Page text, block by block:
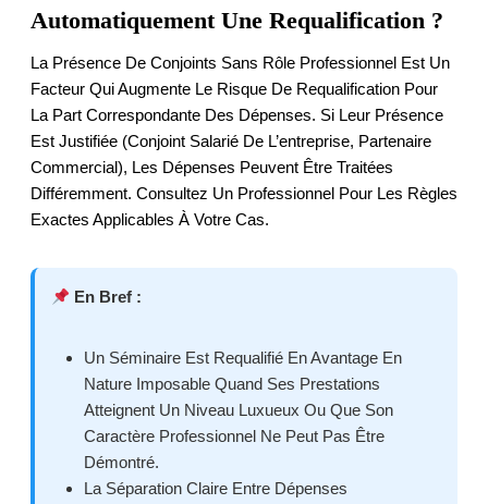
Automatiquement Une Requalification ?
La Présence De Conjoints Sans Rôle Professionnel Est Un
Facteur Qui Augmente Le Risque De Requalification Pour
La Part Correspondante Des Dépenses. Si Leur Présence
Est Justifiée (conjoint Salarié De L’entreprise, Partenaire
Commercial), Les Dépenses Peuvent Être Traitées
Différemment. Consultez Un Professionnel Pour Les Règles
Exactes Applicables À Votre Cas.
En Bref :
Un Séminaire Est Requalifié En Avantage En
Nature Imposable Quand Ses Prestations
Atteignent Un Niveau Luxueux Ou Que Son
Caractère Professionnel Ne Peut Pas Être
Démontré.
La Séparation Claire Entre Dépenses